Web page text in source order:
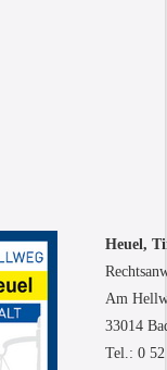
Heuel,
Am
33014
Tel.: 0